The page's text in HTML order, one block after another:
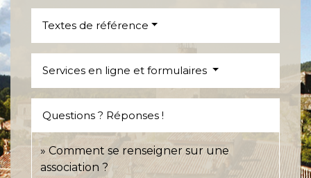
Textes de référence
Services en ligne et formulaires
Questions ? Réponses !
Comment se renseigner sur une
association ?